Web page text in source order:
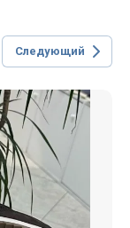
Следующий